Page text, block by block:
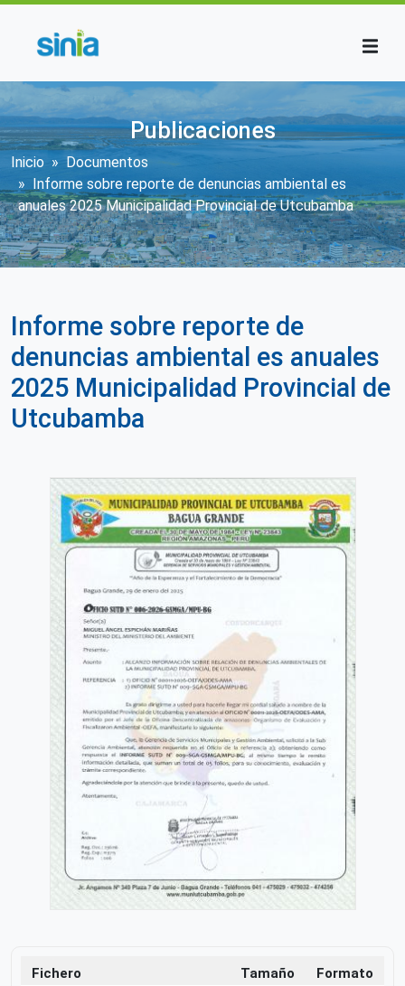
Publicaciones
Sobrescribir enlaces de ayuda a la
Inicio
Documentos
Informe sobre reporte de denuncias ambiental es
anuales 2025 Municipalidad Provincial de Utcubamba
Informe sobre reporte de
denuncias ambiental es anuales
2025 Municipalidad Provincial de
Utcubamba
Fichero Tamaño
Formato